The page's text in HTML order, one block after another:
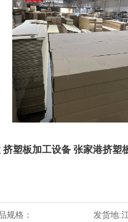
挤塑板加工设备 张家港挤塑
规格： 发货地: